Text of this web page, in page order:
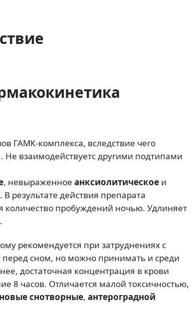
ГАМК-комплекса, вследствие чего
Не взаимодействуетс другими подтипами
, невыраженное анксиолитическое и
. В результате действия препарата
пробуждений ночью. Удлиняет
рекомендуется при затруднениях с
сном, но можно принимать и среди
достаточная концентрация в крови
8 часов. Отличается малой токсичностью,
снотворные, антероградной